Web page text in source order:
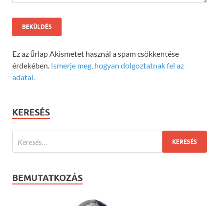
Ez az űrlap Akismetet használ a spam csökkentése
érdekében. Ismerje meg, hogyan dolgoztatnak fel az
adatai.
KERESÉS
BEMUTATKOZÁS